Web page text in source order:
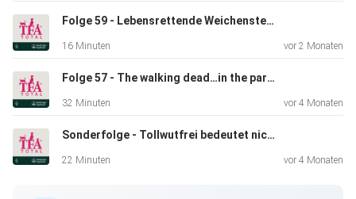
Folge 59 - Lebensrettende Weichenstellung im Wartezimmer – die Triage für Hund & Katze!
16 Minuten vor 2 Monaten
Folge 57 - The walking dead…in the park – Die Parkstudie!
32 Minuten vor 4 Monaten
Sonderfolge - Tollwutfrei bedeutet nicht Risikofrei! - Die Illusion der Sicherheit
22 Minuten vor 4 Monaten